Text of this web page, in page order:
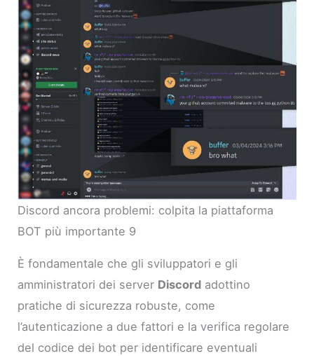
Discord ancora problemi: colpita la piattaforma
BOT più importante 9
È fondamentale che gli sviluppatori e gli
amministratori dei server Discord adottino
pratiche di sicurezza robuste, come
l’autenticazione a due fattori e la verifica regolare
del codice dei bot per identificare eventuali